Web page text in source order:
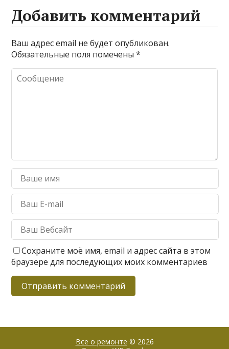
Добавить комментарий
Ваш адрес email не будет опубликован.
Обязательные поля помечены*
Сохраните моё имя, email и адрес сайта в этом
браузере для последующих моих комментариев
Все о ремонте © 2026